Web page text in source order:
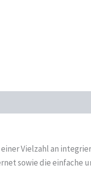
Vielzahl an
sowie die